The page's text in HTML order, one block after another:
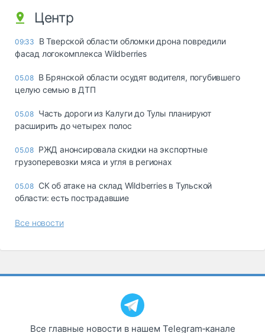
Центр
09:33
В Тверской области обломки дрона повредили
фасад логокомплекса Wildberries
05.08 В Брянской области осудят водителя, погубившего
целую семью в ДТП
05.08 Часть дороги из Калуги до Тулы планируют
расширить до четырех полос
05.08 РЖД анонсировала скидки на экспортные
грузоперевозки мяса и угля в регионах
05.08 СК об атаке на склад Wildberries в Тульской
области: есть пострадавшие
Все новости
Все главные новости в нашем Telegram‑канале